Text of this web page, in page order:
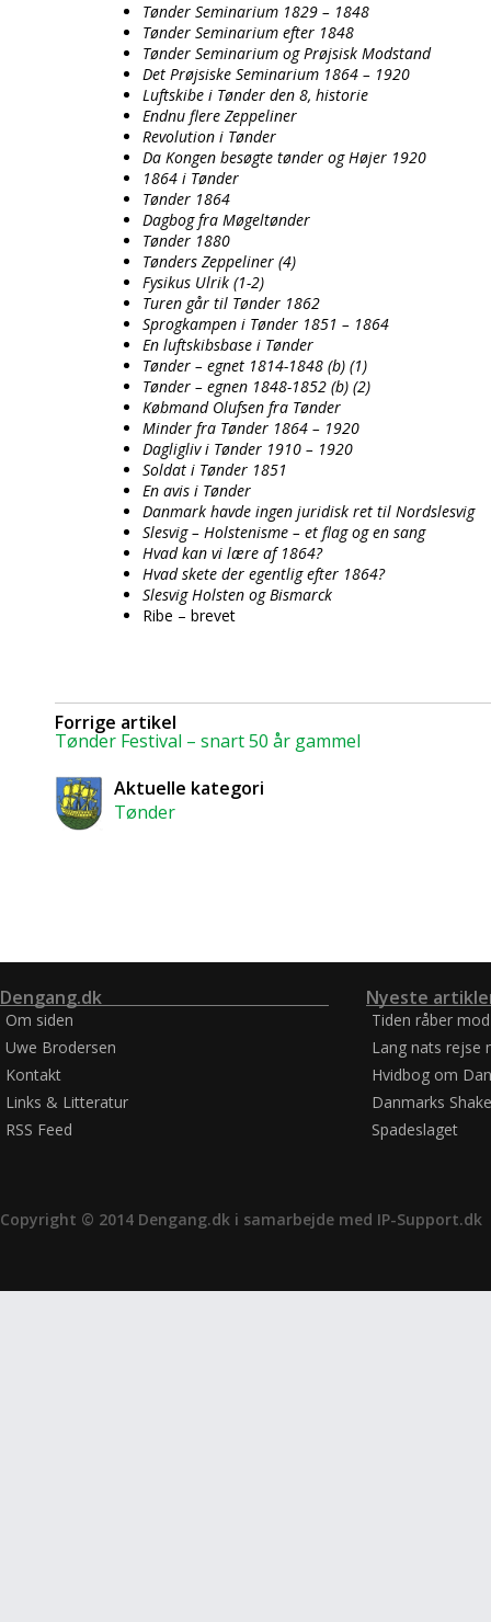
Tønder Seminarium 1829 – 1848
Tønder Seminarium efter 1848
Tønder Seminarium og Prøjsisk Modstand
Det Prøjsiske Seminarium 1864 – 1920
Luftskibe i Tønder den 8, historie
Endnu flere Zeppeliner
Revolution i Tønder
Da Kongen besøgte tønder og Højer 1920
1864 i Tønder
Tønder 1864
Dagbog fra Møgeltønder
Tønder 1880
Tønders Zeppeliner (4)
Fysikus Ulrik (1-2)
Turen går til Tønder 1862
Sprogkampen i Tønder 1851 – 1864
En luftskibsbase i Tønder
Tønder – egnet 1814-1848 (b) (1)
Tønder – egnen 1848-1852 (b) (2)
Købmand Olufsen fra Tønder
Minder fra Tønder 1864 – 1920
Dagligliv i Tønder 1910 – 1920
Soldat i Tønder 1851
En avis i Tønder
Danmark havde ingen juridisk ret til Nordslesvig
Slesvig – Holstenisme – et flag og en sang
Hvad kan vi lære af 1864?
Hvad skete der egentlig efter 1864?
Slesvig Holsten og Bismarck
Ribe – brevet
Forrige artikel
Tønder Festival – snart 50 år gammel
Aktuelle kategori
Tønder
Dengang.dk
Om siden
Uwe Brodersen
Kontakt
Links & Litteratur
RSS Feed
Nyeste
Tiden råber
Lang nats rejse
Hvidbog om
Danmarks
Spadeslaget
Copyright © 2014 Dengang.dk i samarbejde med IP-Support.dk